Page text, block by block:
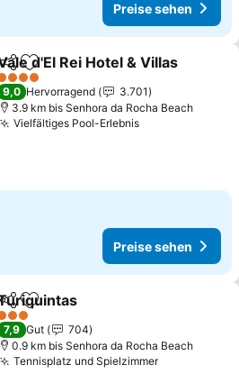
Preise sehen
Zu Favoriten hinzufügen
d'El Rei Hotel & Villas
Sterne
9,0 Hervorragend
3.701
3.9 km bis Senhora da Rocha Beach
Vielfältiges Pool-ErlebnisPreise sehen
Preise sehen
Zu Favoriten hinzufügen
Sterne
7,9 Gut
704
0.9 km bis Senhora da Rocha Beach
Tennisplatz und SpielzimmerPreise